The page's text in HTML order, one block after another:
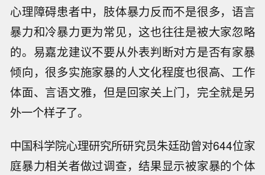
心理障碍患者中，肢体暴力反而不是很多，语言
暴力和冷暴力更为常见，这也往往是被大家忽略
的。易嘉龙建议不要从外表判断对方是否有家暴
倾向，很多实施家暴的人文化程度也很高、工作
体面、言语文雅，但是回家关上门，完全就是另
外一个样子了。
中国科学院心理研究所研究员朱廷劭曾对644位家
庭暴力相关者做过调查，结果显示被家暴的个体